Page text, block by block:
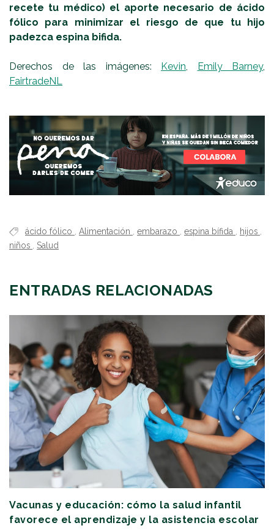
recete tu médico) el aporte necesario de ácido
fólico para minimizar el riesgo de que tu hijo
padezca espina bifida.
Derechos de las imágenes: Kevin, Emily Barney,
FairtradeNL
ácido fólico Alimentación embarazo espina bífida hijos
niños
Salud
ENTRADAS RELACIONADAS
Vacunas y educación: cómo la salud infantil
favorece el aprendizaje y la asistencia escolar